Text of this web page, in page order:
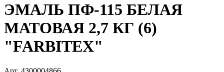
ЭМАЛЬ ПФ-115 БЕЛАЯ
МАТОВАЯ 2,7 КГ (6)
"FARBITEX"